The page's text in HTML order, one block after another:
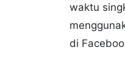
waktu
di